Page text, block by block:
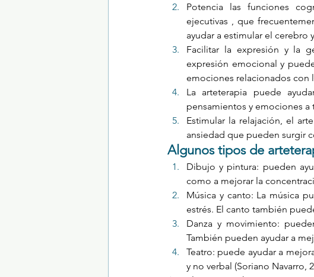
Potencia las funciones
ejecutivas , que
ayudar a estimular el cerebro
Facilitar la expresión y la
expresión emocional y
emociones relacionados con
La arteterapia puede
pensamientos y emociones a
Estimular la relajación, el
ansiedad que pueden surgir
Algunos tipos de
Dibujo y pintura: pueden
como a mejorar la
Música y canto: La música
estrés. El canto también
Danza y movimiento:
También pueden ayudar a
Teatro: puede ayudar a
y no verbal (Soriano Navarro,